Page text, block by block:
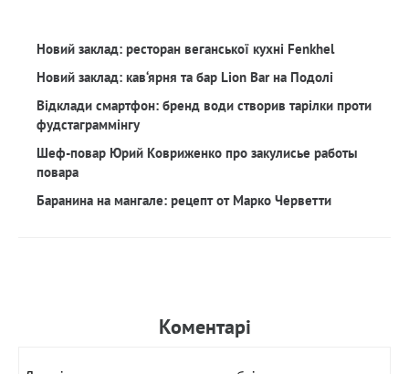
Новий заклад: ресторан веганської кухні Fenkhel
Новий заклад: кав‘ярня та бар Lion Bar на Подолі
Відклади смартфон: бренд води створив тарілки проти
фудстаграммінгу
Шеф-повар Юрий Ковриженко про закулисье работы
повара
Баранина на мангале: рецепт от Марко Черветти
Коментарi